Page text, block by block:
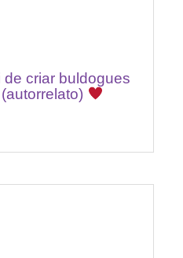
criar buldogues